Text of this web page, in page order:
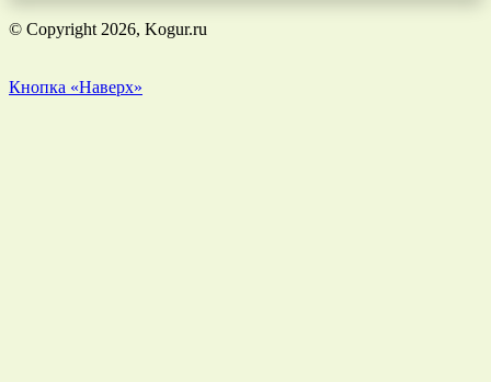
© Copyright 2026, Kogur.ru
Кнопка «Наверх»